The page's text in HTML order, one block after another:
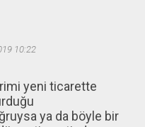
10:22
yeni ticarette
ya da böyle bir